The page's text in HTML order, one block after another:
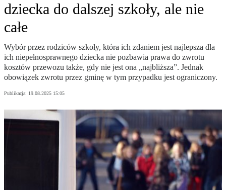
dziecka do dalszej szkoły, ale nie
całe
Wybór przez rodziców szkoły, która ich zdaniem jest najlepsza dla
ich niepełnosprawnego dziecka nie pozbawia prawa do zwrotu
kosztów przewozu także, gdy nie jest ona „najbliższa”. Jednak
obowiązek zwrotu przez gminę w tym przypadku jest ograniczony.
Publikacja: 19.08.2025 15:05